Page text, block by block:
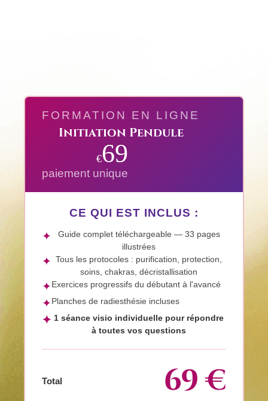
FORMATION EN LIGNE
Initiation Pendule
€69
paiement unique
CE QUI EST INCLUS :
✦
Guide complet téléchargeable — 33 pages
illustrées
✦ Tous les protocoles : purification, protection,
soins, chakras, décristallisation
✦Exercices progressifs du débutant à l'avancé
✦Planches de radiesthésie incluses
✦ 1 séance visio individuelle pour répondre
à toutes vos questions
Total 69 €